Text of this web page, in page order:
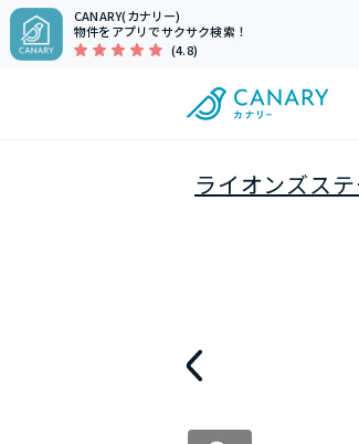
CANARY(カナリー)
物件をアプリでサクサク検索！
(4.8)
ライオンズス